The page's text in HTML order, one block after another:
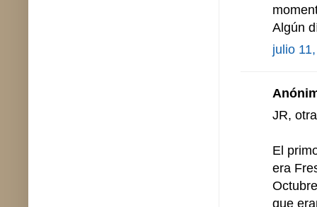
Algún
julio
JR,
El
era
que